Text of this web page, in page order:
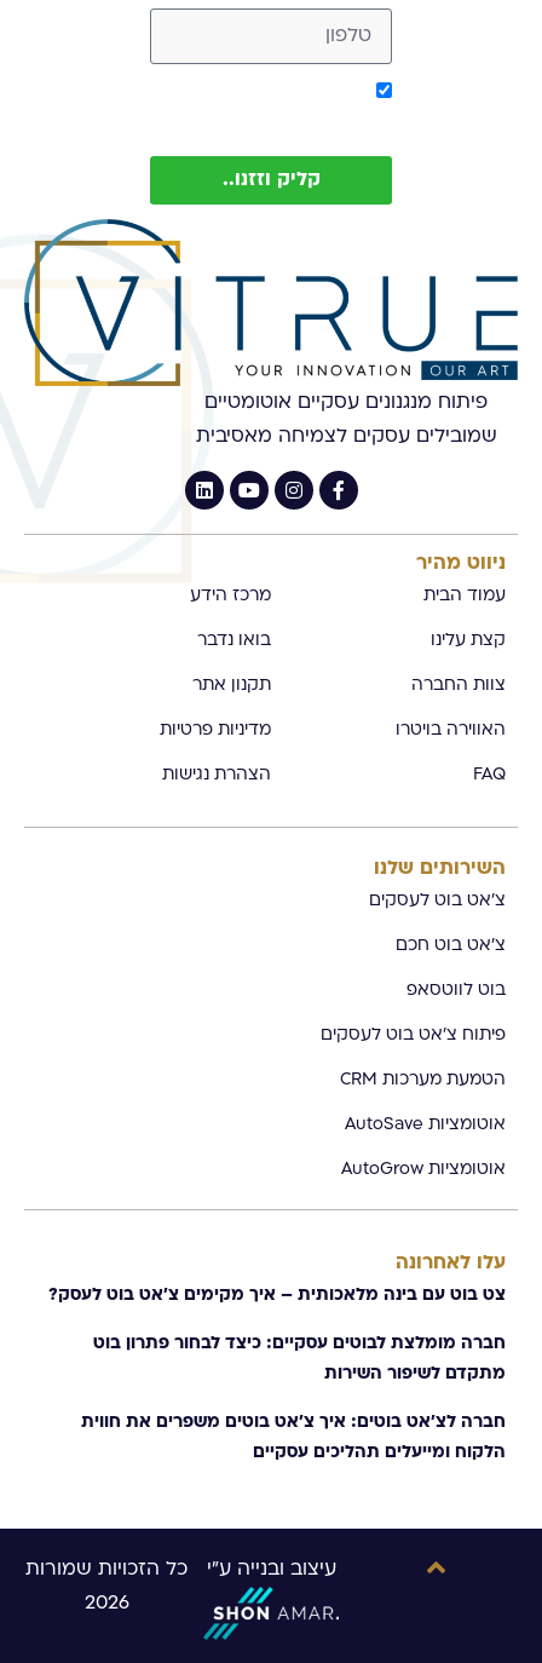
קליק וזזנו..
פיתוח מנגנונים עסקיים אוטומטיים
שמובילים עסקים לצמיחה מאסיבית
ניווט מהיר
עמוד הבית
קצת עלינו
צוות החברה
האווירה בויטרו
FAQ
מרכז הידע
בואו נדבר
תקנון אתר
מדיניות פרטיות
הצהרת נגישות
השירותים שלנו
צ'אט בוט לעסקים
צ'אט בוט חכם
בוט לווטסאפ
פיתוח צ'אט בוט לעסקים
הטמעת מערכות CRM
אוטומציות AutoSave
אוטומציות AutoGrow
עלו לאחרונה
צט בוט עם בינה מלאכותית – איך מקימים צ׳אט בוט לעסק?
חברה מומלצת לבוטים עסקיים: כיצד לבחור פתרון בוט
מתקדם לשיפור השירות
חברה לצ׳אט בוטים: איך צ'אט בוטים משפרים את חווית
הלקוח ומייעלים תהליכים עסקיים
כל הזכויות שמורות
2026
עיצוב ובנייה ע"י